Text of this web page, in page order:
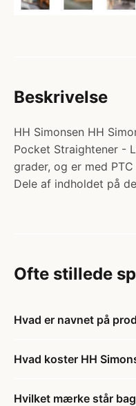
Beskrivelse
HH Simonsen HH
Pocket Straightener -
grader, og er med
Dele af indholdet på
Ofte stillede
Hvad er navnet på
Hvad koster HH
Hvilket mærke står